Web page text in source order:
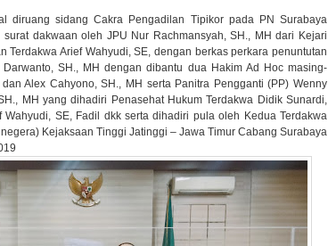
diruang sidang Cakra Pengadilan Tipikor pada PN Surabaya
dakwaan oleh JPU Nur Rachmansyah, SH., MH dari Kejari
Arief Wahyudi, SE, dengan berkas perkara penuntutan
SH., MH dengan dibantu dua Hakim Ad Hoc masing-
Alex Cahyono, SH., MH serta Panitra Pengganti (PP) Wenny
MH yang dihadiri Penasehat Hukum Terdakwa Didik Sunardi,
SE, Fadil dkk serta dihadiri pula oleh Kedua Terdakwa
Kejaksaan Tinggi Jatinggi – Jawa Timur Cabang Surabaya